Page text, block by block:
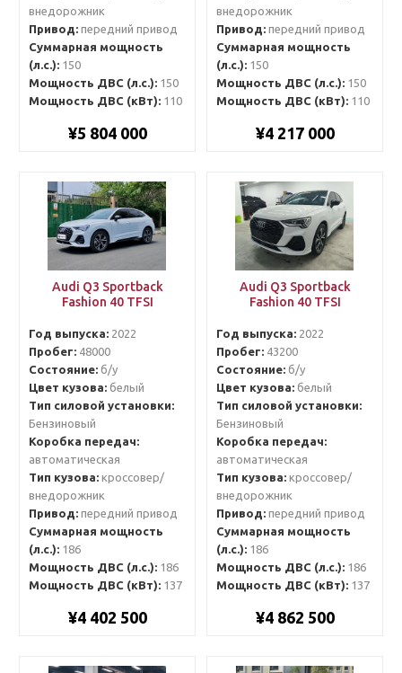
внедорожник
Привод:передний привод
Суммарная мощность
(л.с.):150
Мощность ДВС (л.с.):150
Мощность ДВС (кВт):110
¥5 804 000
внедорожник
Привод:передний привод
Суммарная мощность
(л.с.):150
Мощность ДВС (л.с.):150
Мощность ДВС (кВт):110
¥4 217 000
Audi Q3 Sportback
Fashion 40 TFSI
Год выпуска:2022
Пробег:48000
Состояние:б/у
Цвет кузова:белый
Тип силовой установки:
Бензиновый
Коробка передач:
автоматическая
Тип кузова:кроссовер/
внедорожник
Привод:передний привод
Суммарная мощность
(л.с.):186
Мощность ДВС (л.с.):186
Мощность ДВС (кВт):137
¥4 402 500
Audi Q3 Sportback
Fashion 40 TFSI
Год выпуска:2022
Пробег:43200
Состояние:б/у
Цвет кузова:белый
Тип силовой установки:
Бензиновый
Коробка передач:
автоматическая
Тип кузова:кроссовер/
внедорожник
Привод:передний привод
Суммарная мощность
(л.с.):186
Мощность ДВС (л.с.):186
Мощность ДВС (кВт):137
¥4 862 500